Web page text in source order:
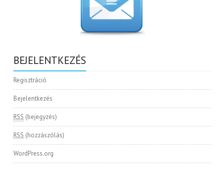
BEJELENTKEZÉS
Regisztráció
Bejelentkezés
RSS (bejegyzés)
RSS (hozzászólás)
WordPress.org